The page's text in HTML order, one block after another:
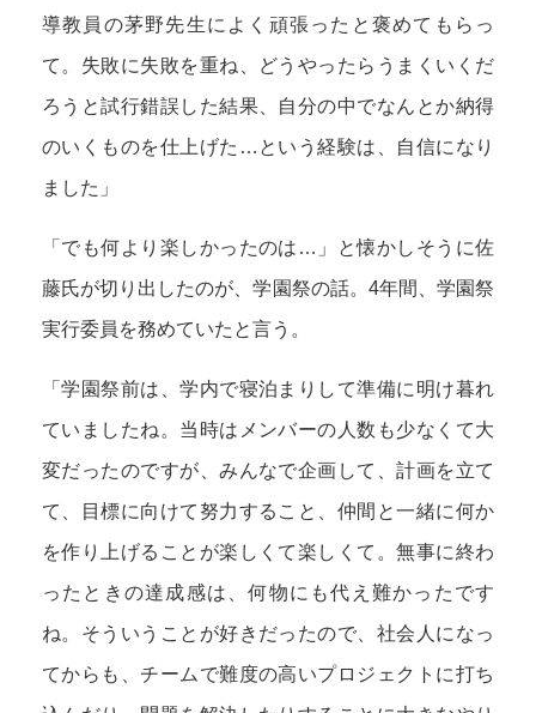
導教員の茅野先生によく頑張ったと褒めてもらっ
て。失敗に失敗を重ね、どうやったらうまくいくだ
ろうと試行錯誤した結果、自分の中でなんとか納得
のいくものを仕上げた…という経験は、自信になり
ました」
「でも何より楽しかったのは…」と懐かしそうに佐
藤氏が切り出したのが、学園祭の話。4年間、学園祭
実行委員を務めていたと言う。
「学園祭前は、学内で寝泊まりして準備に明け暮れ
ていましたね。当時はメンバーの人数も少なくて大
変だったのですが、みんなで企画して、計画を立て
て、目標に向けて努力すること、仲間と一緒に何か
を作り上げることが楽しくて楽しくて。無事に終わ
ったときの達成感は、何物にも代え難かったです
ね。そういうことが好きだったので、社会人になっ
てからも、チームで難度の高いプロジェクトに打ち